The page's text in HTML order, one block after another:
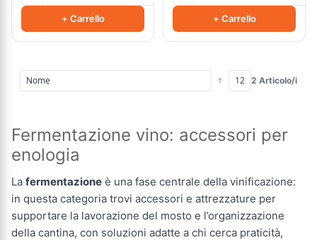
+ Carrello + Carrello
2 Articolo/i
Fermentazione vino: accessori per
enologia
La fermentazione è una fase centrale della vinificazione:
in questa categoria trovi accessori e attrezzature per
supportare la lavorazione del mosto e l’organizzazione
della cantina, con soluzioni adatte a chi cerca praticità,